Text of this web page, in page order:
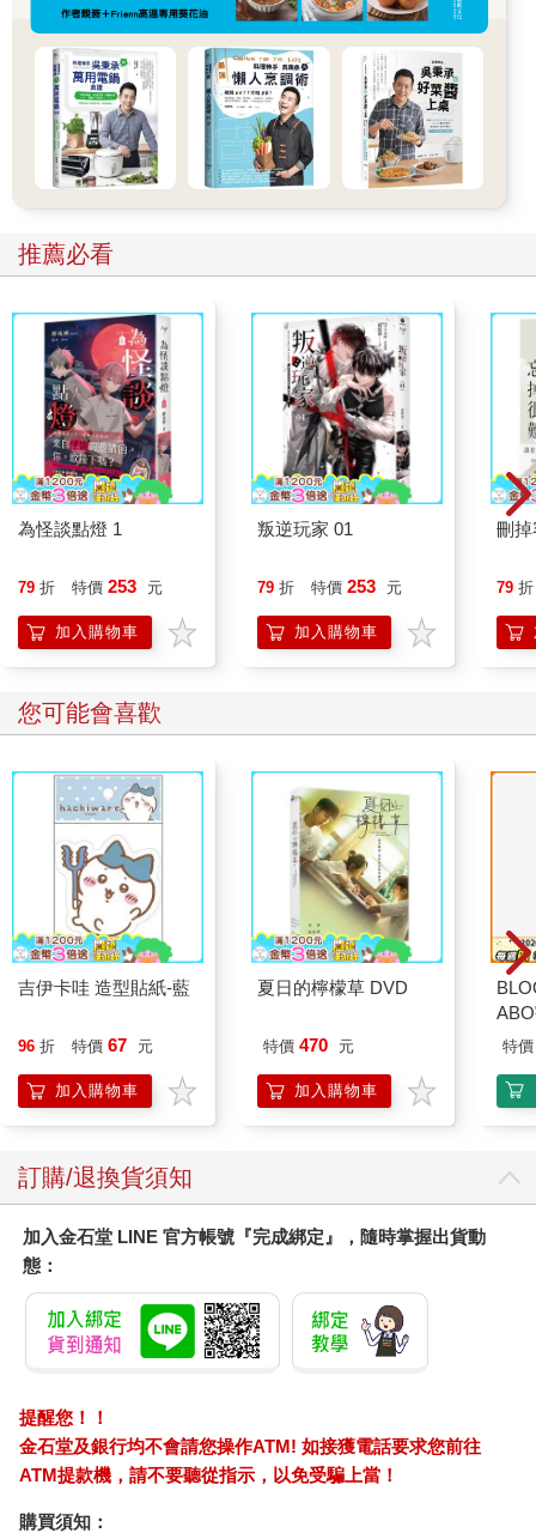
推薦必看
為怪談點燈 1
79 折 特價 253 元
加入購物車
叛逆玩家 01
79 折 特價 253 元
加入購物車
刪
79 折
您可能會喜歡
吉伊卡哇 造型貼紙-藍
96 折 特價 67 元
加入購物車
夏日的檸檬草 DVD
特價 470 元
加入購物車
特價
訂購/退換貨須知
加入金石堂 LINE 官方帳號『完成綁定』，隨時掌握出貨動
態：
提醒您！！
金石堂及銀行均不會請您操作ATM! 如接獲電話要求您前往
ATM提款機，請不要聽從指示，以免受騙上當！
購買須知：